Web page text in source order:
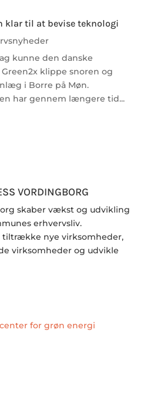
klar til at bevise teknologi
kunne den danske
klippe snoren og
i Borre på Møn.
har gennem længere tid...
VORDINGBORG
skaber vækst og udvikling
erhvervsliv.
tiltrække nye virksomheder,
virksomheder og udvikle
for grøn energi